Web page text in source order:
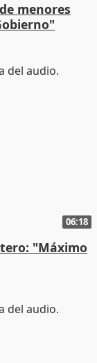
menores
06:18
"Máximo